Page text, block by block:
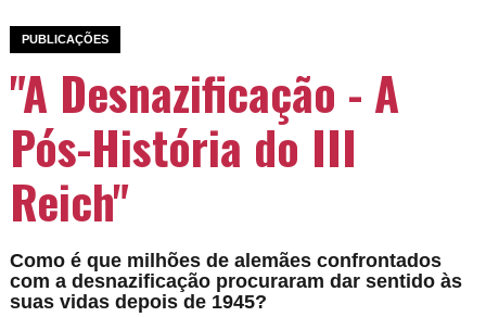
PUBLICAÇÕES
"A Desnazificação - A
Pós-História do III
Reich"
Como é que milhões de alemães confrontados
com a desnazificação procuraram dar sentido às
suas vidas depois de 1945?